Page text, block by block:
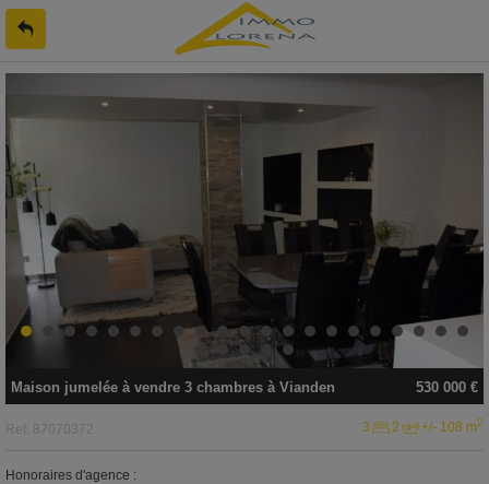
530 000 €
Maison jumelée à vendre 3 chambres à Vianden
Ref. 87070372 3 2 +/- 108 m2
Honoraires d'agence :